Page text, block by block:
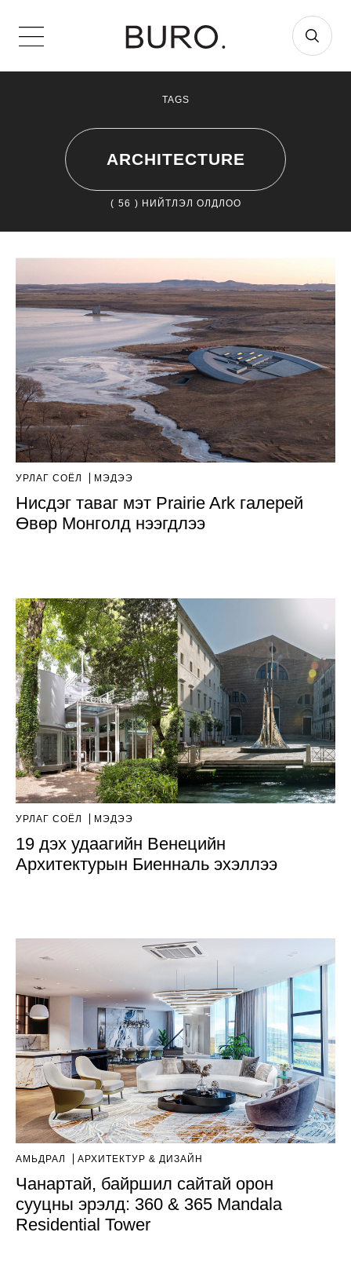
TAGS
ARCHITECTURE
( 56 ) НИЙТЛЭЛ ОЛДЛОО
УРЛАГ СОЁЛ МЭДЭЭ
Нисдэг таваг мэт Prairie Ark галерей
Өвөр Монголд нээгдлээ
УРЛАГ СОЁЛ МЭДЭЭ
19 дэх удаагийн Венецийн
Архитектурын Биенналь эхэллээ
АМЬДРАЛ AРХИТЕКТУР & ДИЗАЙН
Чанартай, байршил сайтай орон
сууцны эрэлд: 360 & 365 Mandala
Residential Tower